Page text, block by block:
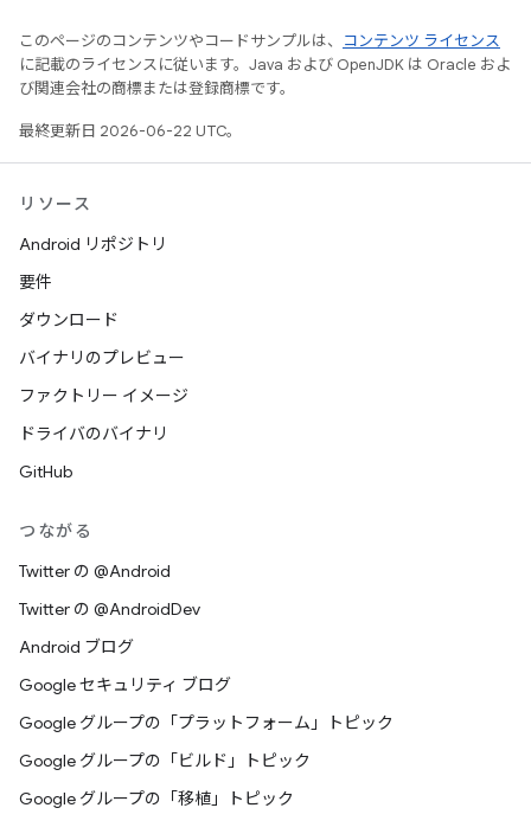
このページのコンテンツやコードサンプルは、
コンテンツ ライセンス
に記載のライセンスに従います。Java および OpenJDK は Oracle およ
び関連会社の商標または登録商標です。
最終更新日 2026-06-22 UTC。
リソース
Android リポジトリ
要件
ダウンロード
バイナリのプレビュー
ファクトリー イメージ
ドライバのバイナリ
GitHub
つながる
Twitter の @Android
Twitter の @AndroidDev
Android ブログ
Google セキュリティ ブログ
Google グループの「プラットフォーム」トピック
Google グループの「ビルド」トピック
Google グループの「移植」トピック